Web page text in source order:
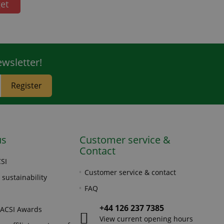
Register
sustainability
Awards
Customer service &
Contact
Customer service & contact
FAQ
+44 126 237 7385
View current opening hours